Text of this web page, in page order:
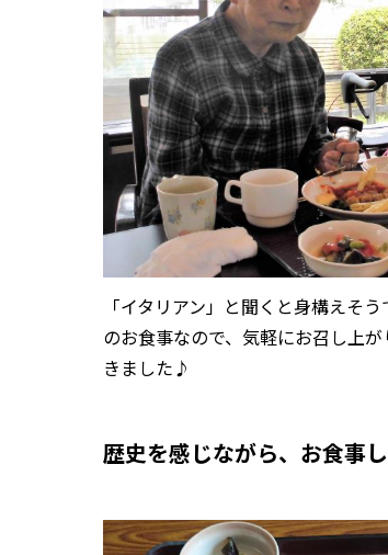
「イタリアン」と聞くと身構えそ
のお食事なので、気軽にお召し上
きました♪
歴史を感じながら、お食事